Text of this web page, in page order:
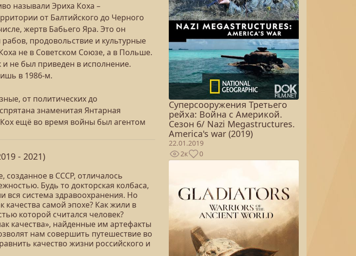
называли Эриха Коха –
от Балтийского до Черного
жертв Бабьего Яра. Это он
продовольствие и культурные
не в Советском Союзе, а в Польше.
не был приведен в исполнение.
в 1986-м.
от политических до
знаменитая Янтарная
ещё во время войны был агентом
- 2021)
созданное в СССР, отличалось
Будь то докторская колбаса,
вся система здравоохранения. Но
самой эпохе? Как жили в
которой считался человек?
качества», найденные им артефакты
нам совершить путешествие во
качество жизни российского и
Суперсооружения Третьего
рейха: Война с Америкой.
Сезон 6/ Nazi Megastructures.
America's war (2019)
22.01.2019
2к
0